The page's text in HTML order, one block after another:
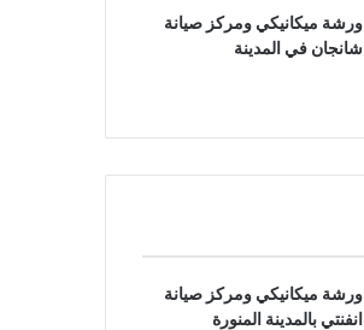
ورشة ميكانيكي ومركز صيانة
شانجان في المدينة
ورشة ميكانيكي ومركز صيانة
انفنتي بالمدينة المنورة